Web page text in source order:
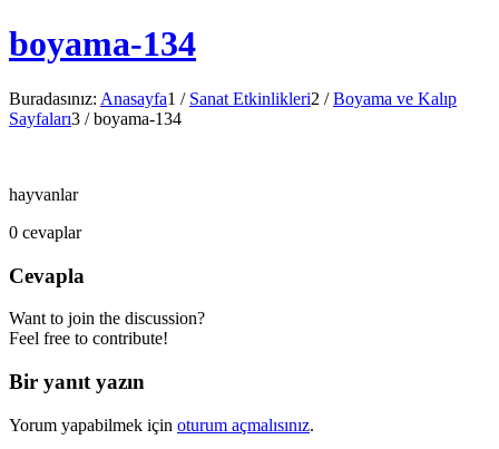
boyama-134
Buradasınız: Anasayfa1 / Sanat Etkinlikleri2 / Boyama ve Kalıp
Sayfaları3 / boyama-134
hayvanlar
0 cevaplar
Cevapla
Want to join the discussion?
Feel free to contribute!
Bir yanıt yazın
Yorum yapabilmek için oturum açmalısınız.